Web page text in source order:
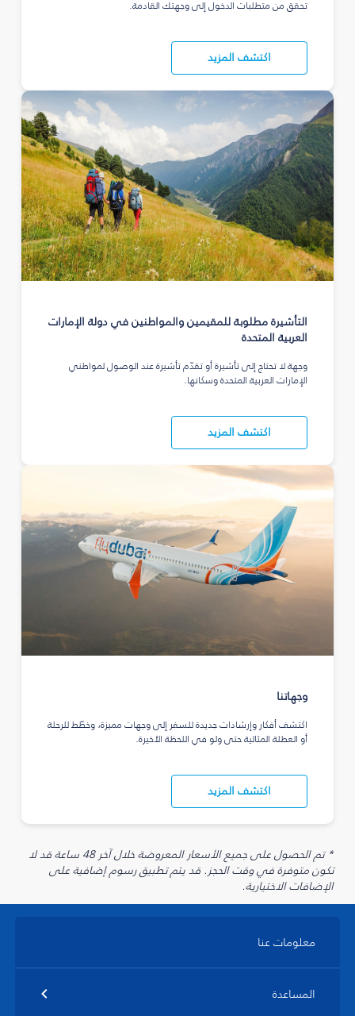
تحقق من متطلبات الدخول إلى وجهتك القادمة.
اكتشف المزيد
التأشيرة مطلوبة للمقيمين والمواطنين في دولة الإمارات
العربية المتحدة
وجهة لا تحتاج إلى تأشيرة أو تقدّم تأشيرة عند الوصول لمواطني
الإمارات العربية المتحدة وسكانها.
اكتشف المزيد
وجهاتنا
اكتشف أفكار وإرشادات جديدة للسفر إلى وجهات مميزة، وخطّط للرحلة
أو العطلة المثالية حتى ولو في اللحظة الأخيرة.
اكتشف المزيد
* تم الحصول على جميع الأسعار المعروضة خلال آخر 48 ساعة قد لا
تكون متوفرة في وقت الحجز. قد يتم تطبيق رسوم إضافية على
الإضافات الاختيارية.
معلومات عنا
المساعدة